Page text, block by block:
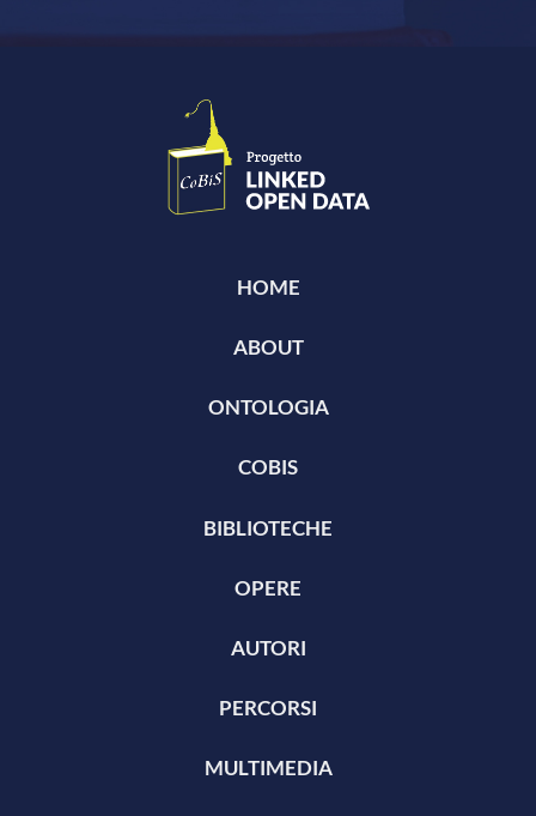
HOME
ABOUT
ONTOLOGIA
COBIS
BIBLIOTECHE
OPERE
AUTORI
PERCORSI
MULTIMEDIA